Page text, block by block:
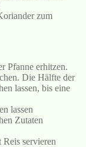
zum
Pfanne erhitzen.
Die Hälfte der
lassen, bis eine
lassen
Zutaten
servieren